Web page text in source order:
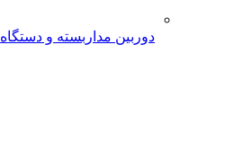
دوربین مداربسته و دستگاه